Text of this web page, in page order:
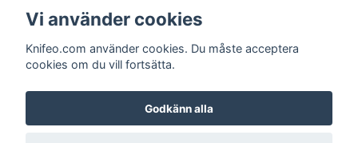
Vi använder cookies
Knifeo.com använder cookies. Du måste acceptera
cookies om du vill fortsätta.
Godkänn alla